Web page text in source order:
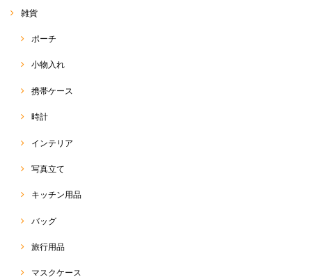
雑貨
ポーチ
小物入れ
携帯ケース
時計
インテリア
写真立て
キッチン用品
バッグ
旅行用品
マスクケース